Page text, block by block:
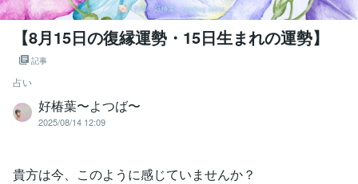
【8月15日の復縁運勢・15日生まれの運勢】
記事
占い
好椿葉〜よつば〜
2025/08/14 12:09
貴方は今、このように感じていませんか？